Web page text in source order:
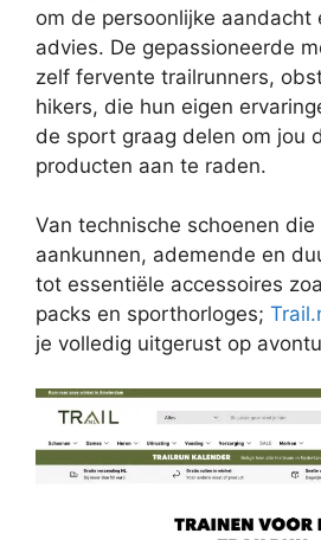
om de persoonlijke aandacht
advies. De gepassioneerde
zelf fervente trailrunners,
hikers, die hun eigen
de sport graag delen om jou
producten aan te raden.
Van technische schoenen
aankunnen, ademende en
tot essentiële accessoires
packs en sporthorloges;
je volledig uitgerust op